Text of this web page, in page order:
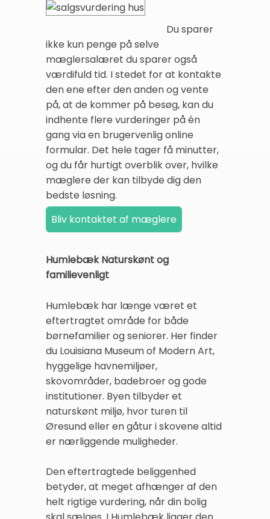
Du sparer
ikke kun penge på selve
mæglersalæret du sparer også
værdifuld tid. I stedet for at kontakte
den ene efter den anden og vente
på, at de kommer på besøg, kan du
indhente flere vurderinger på én
gang via en brugervenlig online
formular. Det hele tager få minutter,
og du får hurtigt overblik over, hvilke
mæglere der kan tilbyde dig den
bedste løsning.
Humlebæk Naturskønt og
familievenligt
Humlebæk har længe været et
eftertragtet område for både
børnefamilier og seniorer. Her finder
du Louisiana Museum of Modern Art,
hyggelige havnemiljøer,
skovområder, badebroer og gode
institutioner. Byen tilbyder et
naturskønt miljø, hvor turen til
Øresund eller en gåtur i skovene altid
er nærliggende muligheder.
Den eftertragtede beliggenhed
betyder, at meget afhænger af den
helt rigtige vurdering, når din bolig